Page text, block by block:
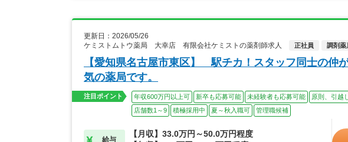
更新日：2026/05/26
ケミストムトウ薬局 大幸店 有限会社ケミストの薬剤師求人
正社員 調剤薬
【愛知県名古屋市東区】 駅チカ！スタッフ同士の仲
気の薬局です。
注目ポイント 年収600万円以上可 新卒も応募可能 未経験者も応募可能 原則、引越
店舗数1～9
積極採用中 夏～秋入職可 管理職候補
給与
【月収】33.0万円～50.0万円程度